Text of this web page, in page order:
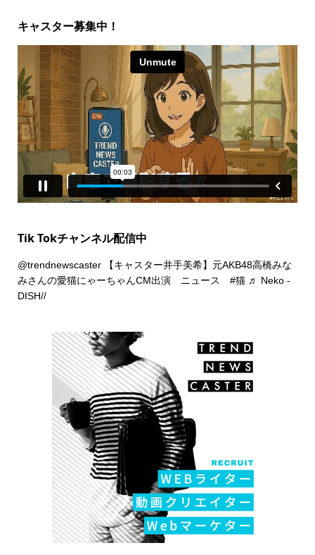
キャスター募集中！
Tik Tokチャンネル配信中
@trendnewscaster【キャスター井手美希】元AKB48高橋みな
みさんの愛猫にゃーちゃんCM出演 ニュース #猫 ♬ Neko -
DISH//